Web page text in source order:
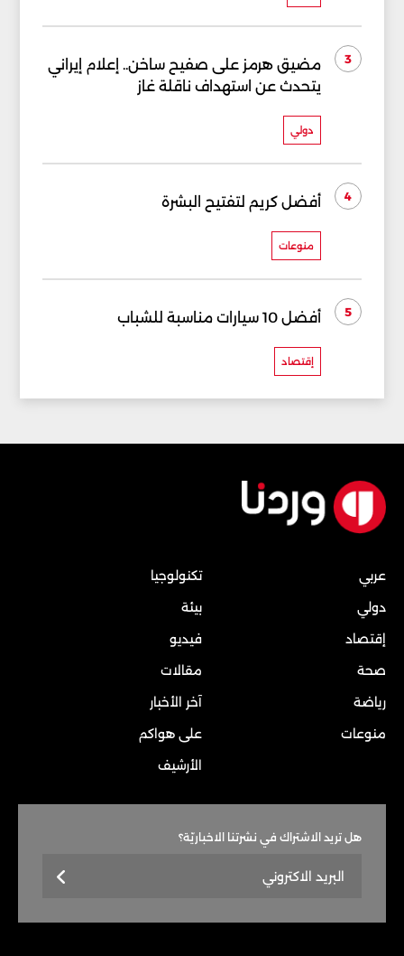
3
مضيق هرمز على صفيح ساخن.. إعلام إيراني
يتحدث عن استهداف ناقلة غاز
دولي
4 أفضل كريم لتفتيح البشرة
منوعات
5 أفضل 10 سيارات مناسبة للشباب
إقتصاد
عربي
دولي
إقتصاد
صحة
رياضة
منوعات
تكنولوجيا
بيئة
فيديو
مقالات
آخر الأخبار
على هواكم
الأرشيف
هل تريد الاشتراك في نشرتنا الاخباريّة؟